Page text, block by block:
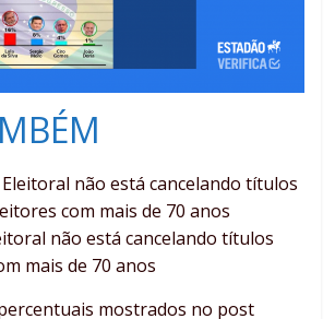
não está cancelando títulos
mais de 70 anos
mostrados no post